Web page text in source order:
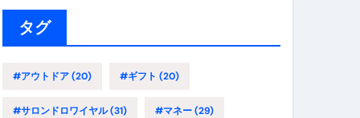
リスト（高齢者にも）
び散り対策の選び方
に“満足度MAX”で食べるコツ
タグ
#アウトドア(20) #ギフト (20)
#サロンドロワイヤル(31) #マネー(29)